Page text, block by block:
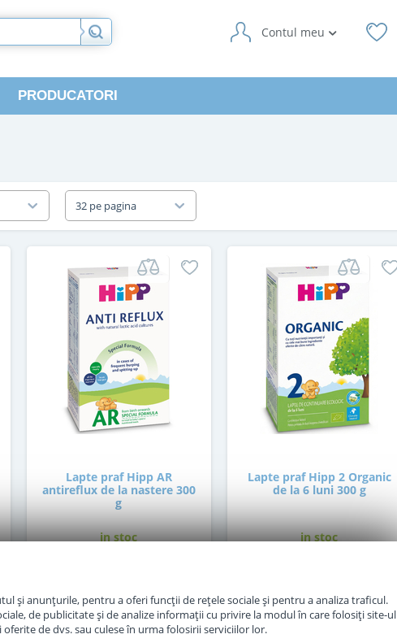
Contul meu
PRODUCATORI
32 pe pagina
Lapte praf Hipp AR
antireflux de la nastere 300
g
in stoc
48 Lei
Adauga in cos
Lapte praf Hipp 2 Organic
de la 6 luni 300 g
in stoc
30 Lei
și anunțurile, pentru a oferi funcții de rețele sociale și pentru a analiza traficul.
de publicitate și de analize informații cu privire la modul în care folosiți site-ul
de dvs. sau culese în urma folosirii serviciilor lor.